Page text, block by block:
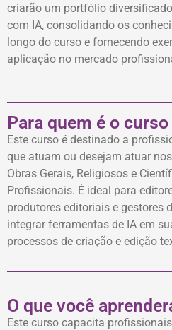
criarão um portfólio
com IA, consolidando os
longo do curso e fornecendo
aplicação no mercado
Para quem é o curso
Este curso é destinado a
que atuam ou desejam atuar
Obras Gerais, Religiosos e
Profissionais. É ideal para
produtores editoriais e gestores
integrar ferramentas de IA em
processos de criação e edição
O que você
Este curso capacita